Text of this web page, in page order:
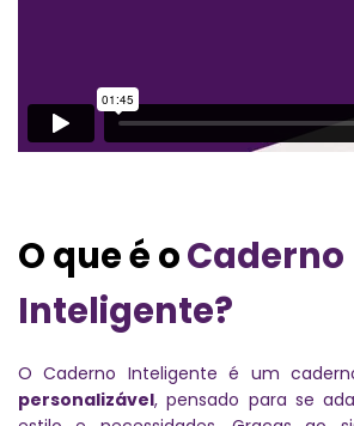
O que é oCaderno
Inteligente?
O Caderno Inteligente é um
personalizável, pensado para se